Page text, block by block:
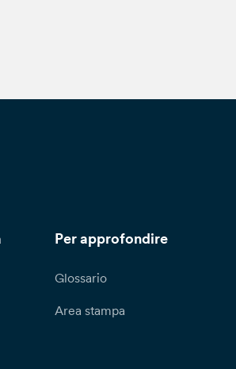
Per approfondire
Glossario
Area stampa